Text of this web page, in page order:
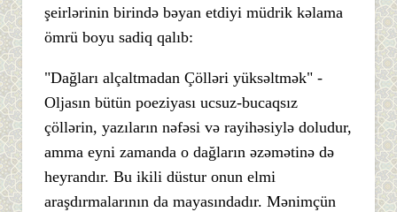
şeirlərinin birində bəyan etdiyi müdrik kəlama
ömrü boyu sadiq qalıb:
"Dağları alçaltmadan Çölləri yüksəltmək" -
Oljasın bütün poeziyası ucsuz-bucaqsız
çöllərin, yazıların nəfəsi və rayihəsiylə doludur,
amma eyni zamanda o dağların əzəmətinə də
heyrandır. Bu ikili düstur onun elmi
araşdırmalarının da mayasındadır. Mənimçün